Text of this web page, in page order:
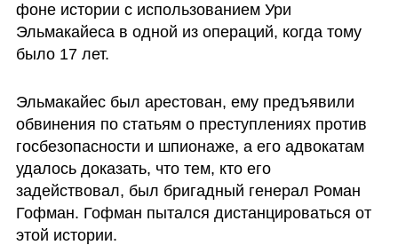
фоне истории с использованием Ури
Эльмакайеса в одной из операций, когда тому
было 17 лет.
Эльмакайес был арестован, ему предъявили
обвинения по статьям о преступлениях против
госбезопасности и шпионаже, а его адвокатам
удалось доказать, что тем, кто его
задействовал, был бригадный генерал Роман
Гофман. Гофман пытался дистанцироваться от
этой истории.